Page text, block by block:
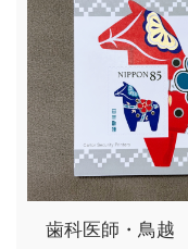
歯科医師・鳥越